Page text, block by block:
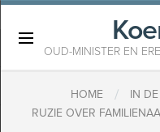
OUD-MINISTER EN
HOME / IN
RUZIE OVER